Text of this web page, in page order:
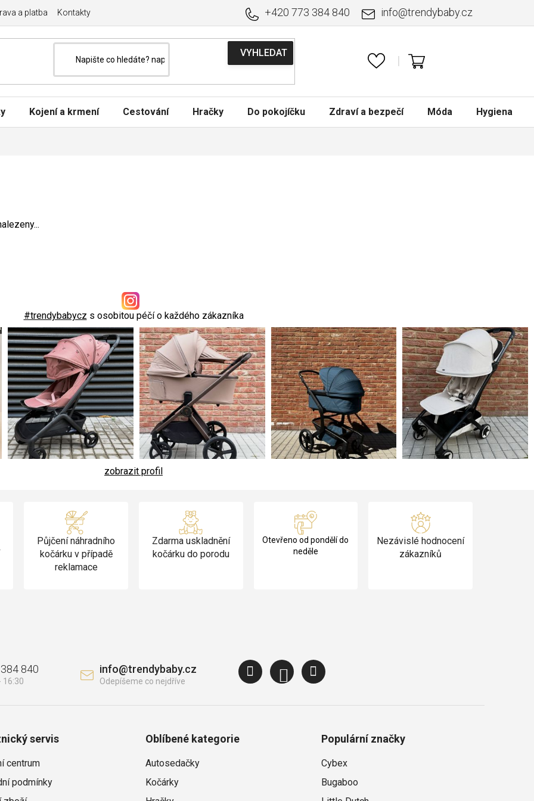
a platba Kontakty info@trendybaby.cz
+420 773 384 840
KOŠÍK
Kojení a krmení Cestování Hračky Do pokojíčku Zdraví a bezpečí Móda Hygiena
#trendybabycz s osobitou péčí o každého zákazníka
zobrazit profil
Půjčení náhradního
kočárku v případě
reklamace
Zdarma uskladnění
kočárku do porodu
Otevřeno od pondělí do
neděle
Nezávislé hodnocení
zákazníků
info@trendybaby.cz
840
servis
centrum
podmínky
Oblíbené kategorie
Autosedačky
Kočárky
Populární značky
Cybex
Bugaboo